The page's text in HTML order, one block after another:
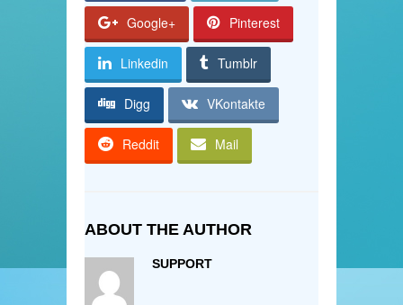
Google+ Pinterest
Linkedin Tumblr
Digg VKontakte
Reddit Mail
ABOUT THE AUTHOR
SUPPORT